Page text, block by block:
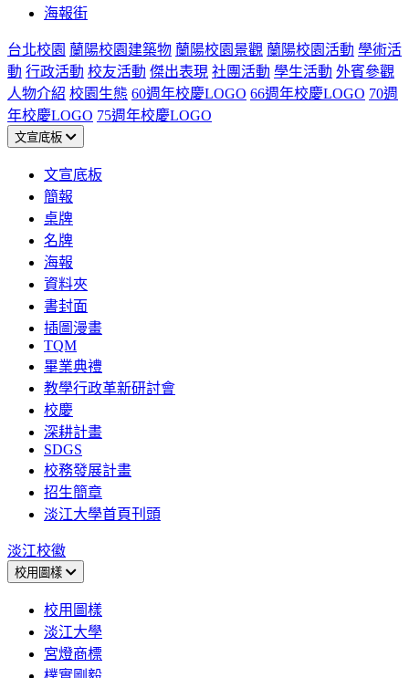
海報街
台北校園 蘭陽校園建築物 蘭陽校園景觀 蘭陽校園活動 學術活
動 行政活動 校友活動 傑出表現 社團活動 學生活動 外賓參觀
人物介紹 校園生態 60週年校慶LOGO 66週年校慶LOGO 70週
年校慶LOGO 75週年校慶LOGO
文宣底板
文宣底板
簡報
桌牌
名牌
海報
資料夾
書封面
插圖漫畫
TQM
畢業典禮
教學行政革新研討會
校慶
深耕計畫
SDGS
校務發展計畫
招生簡章
淡江大學首頁刊頭
淡江校徽
校用圖樣
校用圖樣
淡江大學
宮燈商標